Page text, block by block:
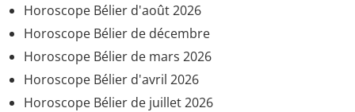
Horoscope Bélier d'août 2026
Horoscope Bélier de décembre
Horoscope Bélier de mars 2026
Horoscope Bélier d'avril 2026
Horoscope Bélier de juillet 2026